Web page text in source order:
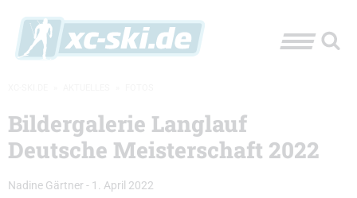
Bildergalerie Langlauf
Deutsche Meisterschaft 2022
Nadine Gärtner - 1. April 2022